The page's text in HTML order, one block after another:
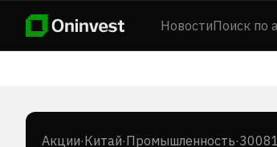
НовостиПоиск по
Акции·Китай·Промышленность·